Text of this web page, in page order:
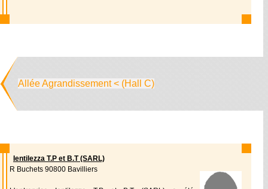
Allée Agrandissement < (Hall C)
Ientilezza T.P et B.T (SARL)
R Buchets 90800 Bavilliers